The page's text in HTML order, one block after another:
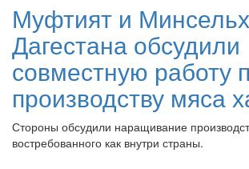
Муфтият и
Дагестана обсудили
совместную работу
производству мяса
Стороны обсудили наращивание
востребованного как внутри страны.